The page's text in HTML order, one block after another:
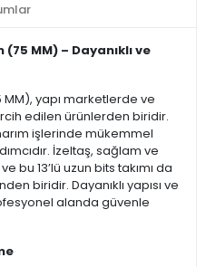
MM) – Dayanıklı ve
MM), yapı marketlerde ve
edilen ürünlerden biridir.
işlerinde mükemmel
İzeltaş, sağlam ve
bu 13’lü uzun bits takımı da
biridir. Dayanıklı yapısı ve
alanda güvenle